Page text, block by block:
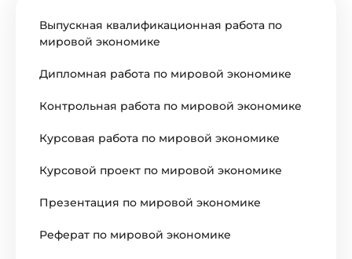
Выпускная квалификационная работа по
мировой экономике
Дипломная работа по мировой экономике
Контрольная работа по мировой экономике
Курсовая работа по мировой экономике
Курсовой проект по мировой экономике
Презентация по мировой экономике
Реферат по мировой экономике